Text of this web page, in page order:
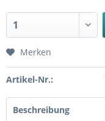
Merken
Artikel-Nr.:
Beschreibung